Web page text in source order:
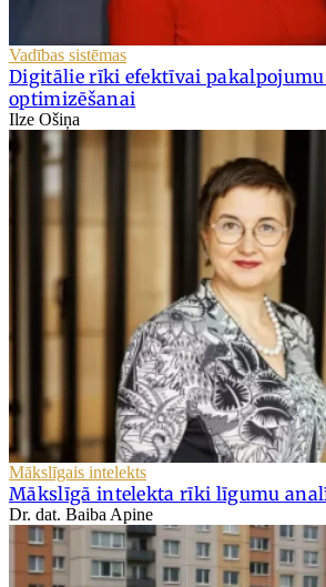
Vadības sistēmas
Digitālie rīki efektīvai pakalpojumu
optimizēšanai
Ilze Ošiņa
Mākslīgais intelekts
Mākslīgā intelekta rīki līgumu
Dr. dat. Baiba Apine